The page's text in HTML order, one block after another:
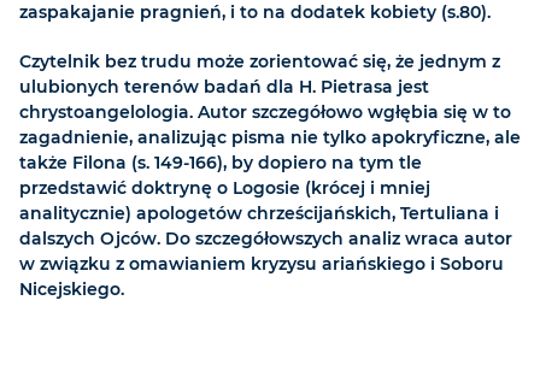
zaspakajanie pragnień, i to na dodatek kobiety (s.80).
Czytelnik bez trudu może zorientować się, że jednym z
ulubionych terenów badań dla H. Pietrasa jest
chrystoangelologia. Autor szczegółowo wgłębia się w to
zagadnienie, analizując pisma nie tylko apokryficzne, ale
także Filona (s. 149-166), by dopiero na tym tle
przedstawić doktrynę o Logosie (krócej i mniej
analitycznie) apologetów chrześcijańskich, Tertuliana i
dalszych Ojców. Do szczegółowszych analiz wraca autor
w związku z omawianiem kryzysu ariańskiego i Soboru
Nicejskiego.